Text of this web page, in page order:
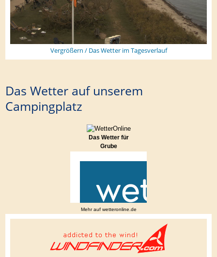
Vergrößern / Das Wetter im Tagesverlauf
Das Wetter auf unserem
Campingplatz
Das Wetter für
Grube
Mehr auf wetteronline.de